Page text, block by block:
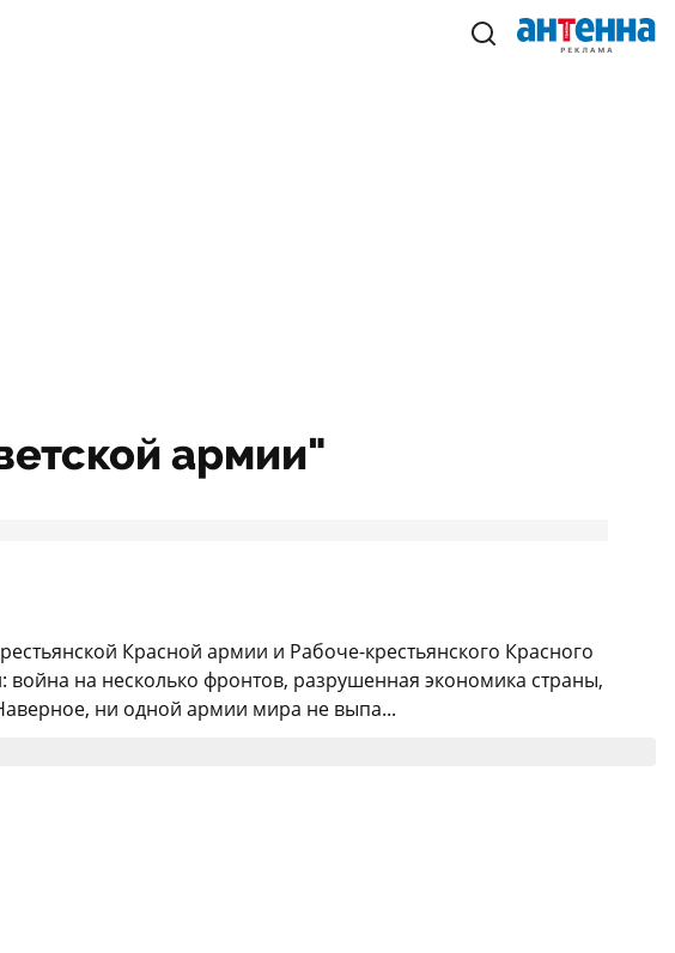
армии"
Красной армии и Рабоче-крестьянского Красного
на несколько фронтов, разрушенная экономика страны,
ни одной армии мира не выпа...